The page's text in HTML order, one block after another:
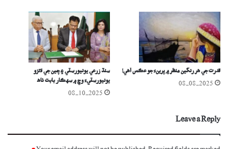
قدرت جي هر رنگين منظر ۾ پرينءَ جو عڪس آهي!
08-08-2025
سنڌ زرعي يونيورسٽي ۽ چين جي لانزو
يونيورسٽيءَ وچ ۾ سهڪار بابت ٺاھ
08-10-2025
Leave a Reply